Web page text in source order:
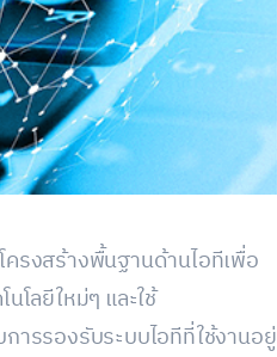
รงสร้างพื้นฐานด้านไอทีเพื่อ
โลยีใหม่ๆ และใช้
รรองรับระบบไอทีที่ใช้งานอยู่